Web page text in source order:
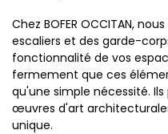
Chez BOFER OCCITAN,
escaliers et des garde-
fonctionnalité de vos
fermement que ces
qu'une simple nécessité.
œuvres d'art
unique.